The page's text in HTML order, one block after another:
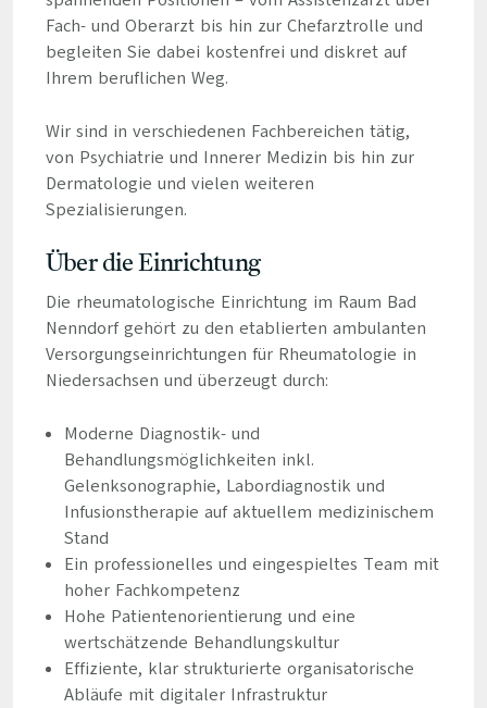
Fach- und Oberarzt bis hin zur Chefarztrolle und
begleiten Sie dabei kostenfrei und diskret auf
Ihrem beruflichen Weg.
Wir sind in verschiedenen Fachbereichen tätig,
von Psychiatrie und Innerer Medizin bis hin zur
Dermatologie und vielen weiteren
Spezialisierungen.
Über die Einrichtung
Die rheumatologische Einrichtung im Raum Bad
Nenndorf gehört zu den etablierten ambulanten
Versorgungseinrichtungen für Rheumatologie in
Niedersachsen und überzeugt durch:
Moderne Diagnostik- und
Behandlungsmöglichkeiten inkl.
Gelenksonographie, Labordiagnostik und
Infusionstherapie auf aktuellem medizinischem
Stand
Ein professionelles und eingespieltes Team mit
hoher Fachkompetenz
Hohe Patientenorientierung und eine
wertschätzende Behandlungskultur
Effiziente, klar strukturierte organisatorische
Abläufe mit digitaler Infrastruktur